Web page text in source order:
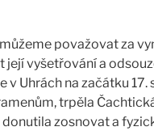
považovat za
její vyšetřování a
Uhrách na začátku 17.
trpěla
zosnovat a